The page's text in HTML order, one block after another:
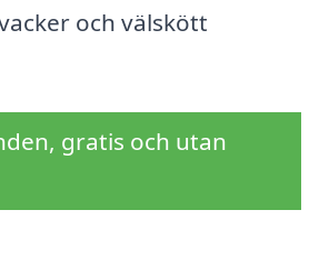
och välskött
gratis och utan